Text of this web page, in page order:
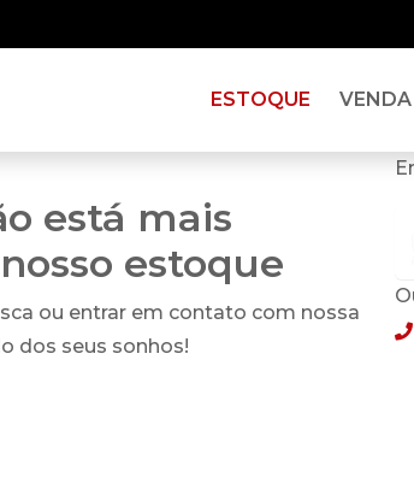
ESTOQUE VENDA
está mais
estoque
ou entrar em contato com nossa
dos seus sonhos!